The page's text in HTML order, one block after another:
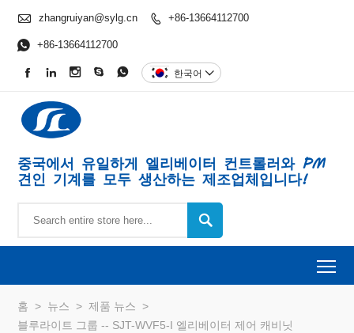
 zhangruiyan@sylg.cn  +86-13664112700
 +86-13664112700
     한국어 
중국에서 유일하게 엘리베이터 컨트롤러와 PM
견인 기계를 모두 생산하는 제조업체입니다!

홈 > 뉴스 > 제품 뉴스 >
블루라이트 그룹 -- SJT-WVF5-I 엘리베이터 제어 캐비닛